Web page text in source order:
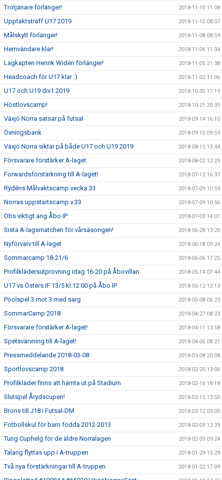
Trotjänare förlänger! 2018-11-10 11:08
Upptaktsträff U17 2019 2018-11-10 08:07
Målskytt förlänger! 2018-11-08 08:59
Hemvändare klar! 2018-11-06 11:34
Lagkapten Henrik Widén förlänger! 2018-11-05 21:38
Headcoach för U17 klar :) 2018-11-02 11:06
U17 och U19 div1 2019 2018-10-30 11:19
Höstlovscamp! 2018-10-21 20:35
Växjö Norra satsar på futsal 2018-09-14 16:10
Övningsbank 2018-09-10 09:59
Växjö Norra siktar på både U17 och U19 2019 2018-08-15 13:44
Försvarare förstärker A-laget 2018-08-02 12:29
Forwardsförstärkning till A-laget! 2018-07-12 16:37
Rydéns Målvaktscamp vecka 33 2018-07-09 10:59
Norras uppstartscamp v.33 2018-07-09 10:56
Obs viktigt ang Åbo IP 2018-07-03 14:01
Sista A-lagsmatchen för vårsäsongen! 2018-06-28 13:20
Nyförvärv till A-laget 2018-06-18 09:24
Sommarcamp 18-21/6 2018-06-06 17:25
Profilklädersutprovning idag 16-20 på Åbovillan 2018-05-14 07:44
U17 vs Östers IF 13/5 kl.12.00 på Åbo IP 2018-05-12 12:13
Poolspel 3 mot 3 med sarg 2018-05-08 06:23
SommarCamp 2018 2018-04-27 08:23
Försvarare förstärker A-laget! 2018-04-11 13:58
Spetsvärvning till A-laget! 2018-04-06 08:21
Pressmeddelande 2018-03-08 2018-03-08 20:08
Sportlovscamp 2018 2018-02-20 13:00
Profilkläder finns att hämta ut på Stadium 2018-02-16 18:18
Slutspel Årydscupen! 2018-02-15 13:50
Brons till J18 i Futsal-DM 2018-02-12 09:00
Fotbollskul för barn födda 2012-2013 2018-02-09 12:39
Tung Cuphelg för de äldre Norralagen 2018-02-09 09:24
Talang flyttas upp i A-truppen 2018-01-29 13:29
Två nya förstärkningar till A-truppen 2018-01-22 17:09